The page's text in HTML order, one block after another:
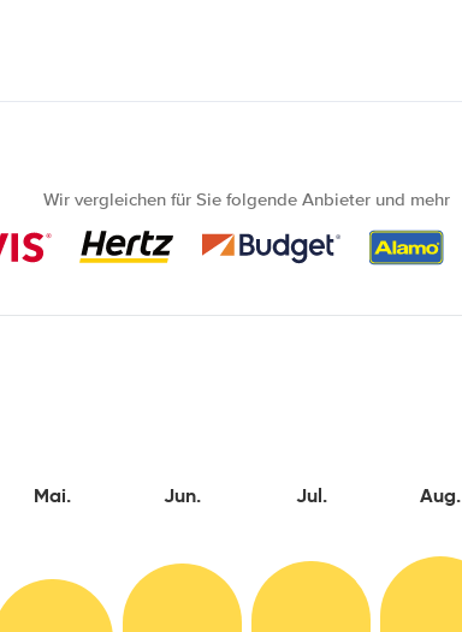
Wir vergleichen für Sie folgende Anbieter und mehr
Mai. Jun. Jul. Aug.